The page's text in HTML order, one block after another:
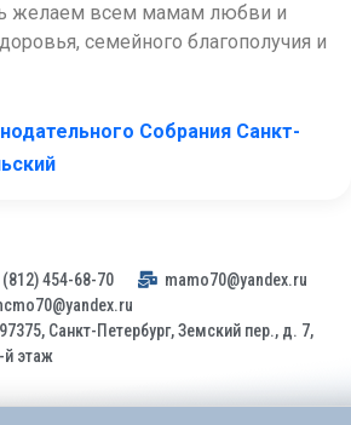
желаем всем мамам любви и
семейного благополучия и
Собрания Санкт-
(812) 454-68-70
mamo70@yandex.ru
Санкт-Петербург, Земский пер., д. 7,
й этаж